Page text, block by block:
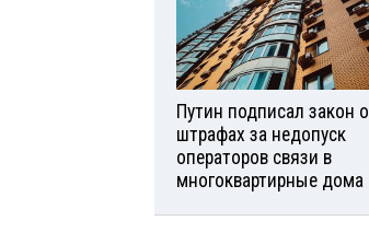
Путин подписал закон о
штрафах за недопуск
операторов связи в
многоквартирные дома